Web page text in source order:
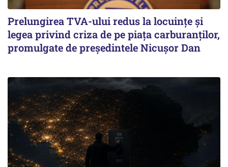
Prelungirea TVA-ului redus la locuinţe și
legea privind criza de pe piaţa carburanţilor,
promulgate de președintele Nicușor Dan